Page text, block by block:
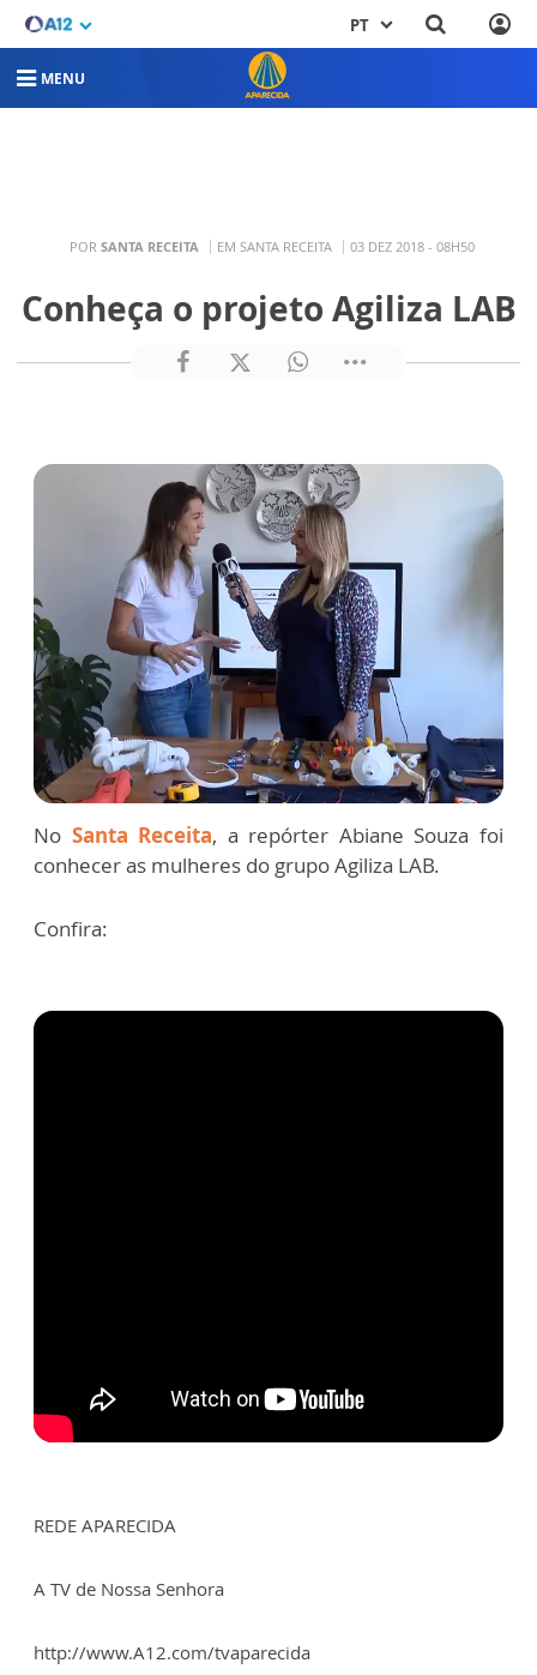
PT
MENU
POR SANTA RECEITA EM SANTA RECEITA 03 DEZ 2018 - 08H50
Conheça o projeto Agiliza LAB
No Santa Receita, a repórter Abiane Souza foi
conhecer as mulheres do grupo Agiliza LAB.
Confira:
REDE APARECIDA
A TV de Nossa Senhora
http://www.A12.com/tvaparecida